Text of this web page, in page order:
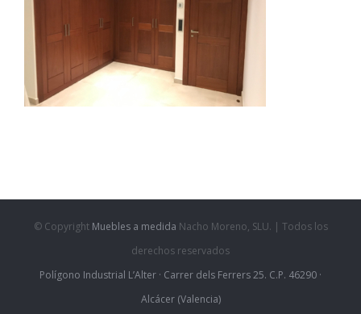
© Copyright Muebles a medida Nacho Moreno, SLU. | Todos los
derechos reservados
Polígono Industrial L’Alter · Carrer dels Ferrers 25. C.P. 46290 ·
Alcácer (Valencia)